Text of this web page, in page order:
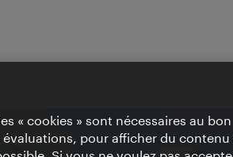
« cookies » sont nécessaires au bon
pour afficher du contenu